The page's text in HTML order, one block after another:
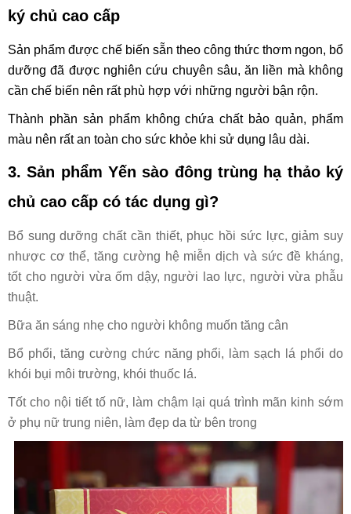
ký chủ cao cấp
Sản phẩm được chế biến sẵn theo công thức thơm ngon, bổ
dưỡng đã được nghiên cứu chuyên sâu, ăn liền mà không
cần chế biến nên rất phù hợp với những người bận rộn.
Thành phần sản phẩm không chứa chất bảo quản, phẩm
màu nên rất an toàn cho sức khỏe khi sử dụng lâu dài.
3. Sản phẩm Yến sào đông trùng hạ thảo ký
chủ cao cấp có tác dụng gì?
Bổ sung dưỡng chất cần thiết, phục hồi sức lực, giảm suy
nhược cơ thể, tăng cường hệ miễn dịch và sức đề kháng,
tốt cho người vừa ốm dậy, người lao lực, người vừa phẫu
thuật.
Bữa ăn sáng nhẹ cho người không muốn tăng cân
Bổ phổi, tăng cường chức năng phổi, làm sạch lá phổi do
khói bụi môi trường, khói thuốc lá.
Tốt cho nội tiết tố nữ, làm chậm lại quá trình mãn kinh sớm
ở phụ nữ trung niên, làm đẹp da từ bên trong